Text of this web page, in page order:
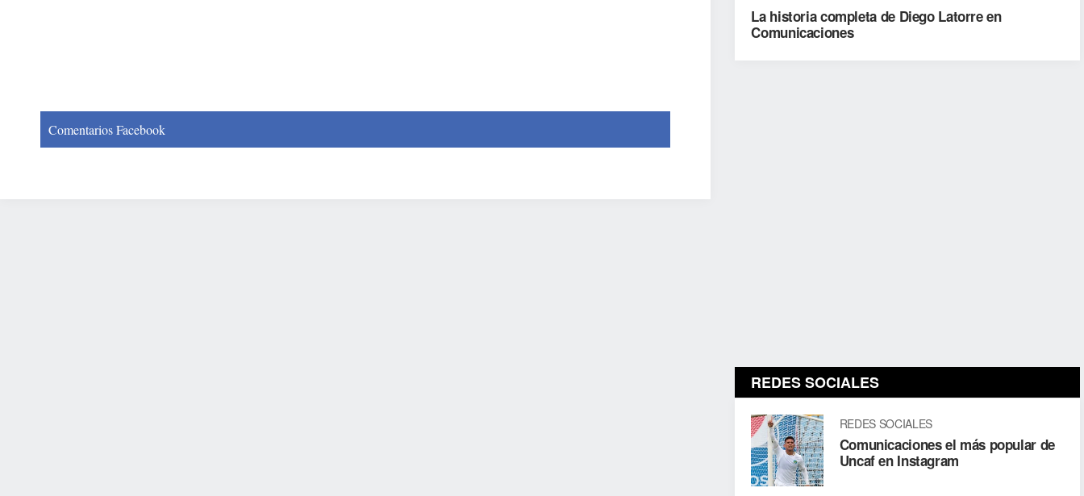
Comentarios Facebook
La historia completa de Diego Latorre en
Comunicaciones
REDES SOCIALES
REDES SOCIALES
Comunicaciones el más popular de
Uncaf en Instagram